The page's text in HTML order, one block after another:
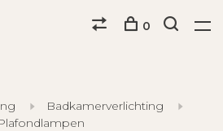
0
Badkamerverlichting